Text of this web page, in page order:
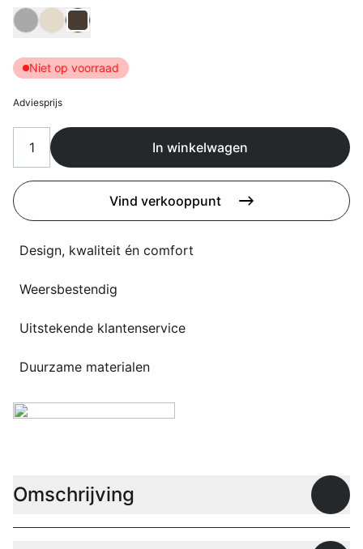
Flagship stores
Contact
3D modellen
Support
Nieuws
Events
Taalkeuze
Kies Kleur doek
Niet op voorraad
Adviesprijs
In winkelwagen
Vind verkooppunt
Design, kwaliteit én comfort
Weersbestendig
Uitstekende klantenservice
Duurzame materialen
Omschrijving